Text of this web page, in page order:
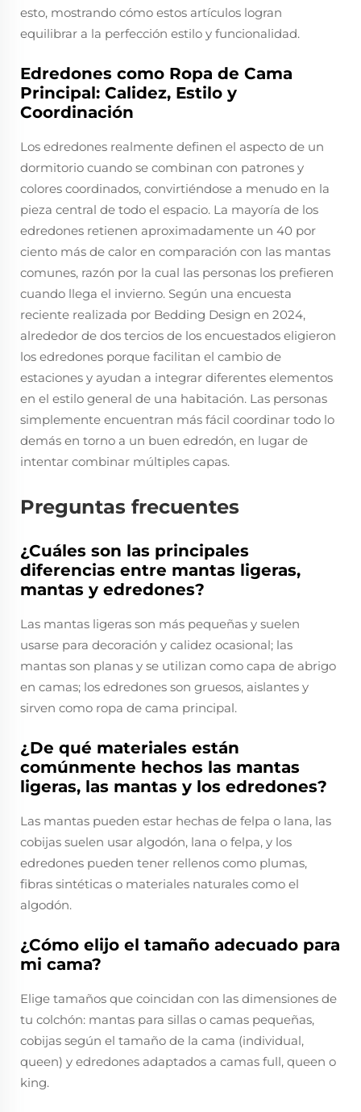
esto, mostrando cómo estos artículos logran
equilibrar a la perfección estilo y funcionalidad.
Edredones como Ropa de Cama
Principal: Calidez, Estilo y
Coordinación
Los edredones realmente definen el aspecto de un
dormitorio cuando se combinan con patrones y
colores coordinados, convirtiéndose a menudo en la
pieza central de todo el espacio. La mayoría de los
edredones retienen aproximadamente un 40 por
ciento más de calor en comparación con las mantas
comunes, razón por la cual las personas los prefieren
cuando llega el invierno. Según una encuesta
reciente realizada por Bedding Design en 2024,
alrededor de dos tercios de los encuestados eligieron
los edredones porque facilitan el cambio de
estaciones y ayudan a integrar diferentes elementos
en el estilo general de una habitación. Las personas
simplemente encuentran más fácil coordinar todo lo
demás en torno a un buen edredón, en lugar de
intentar combinar múltiples capas.
Preguntas frecuentes
¿Cuáles son las principales
diferencias entre mantas ligeras,
mantas y edredones?
Las mantas ligeras son más pequeñas y suelen
usarse para decoración y calidez ocasional; las
mantas son planas y se utilizan como capa de abrigo
en camas; los edredones son gruesos, aislantes y
sirven como ropa de cama principal.
¿De qué materiales están
comúnmente hechos las mantas
ligeras, las mantas y los edredones?
Las mantas pueden estar hechas de felpa o lana, las
cobijas suelen usar algodón, lana o felpa, y los
edredones pueden tener rellenos como plumas,
fibras sintéticas o materiales naturales como el
algodón.
¿Cómo elijo el tamaño adecuado para
mi cama?
Elige tamaños que coincidan con las dimensiones de
tu colchón: mantas para sillas o camas pequeñas,
cobijas según el tamaño de la cama (individual,
queen) y edredones adaptados a camas full, queen o
king.